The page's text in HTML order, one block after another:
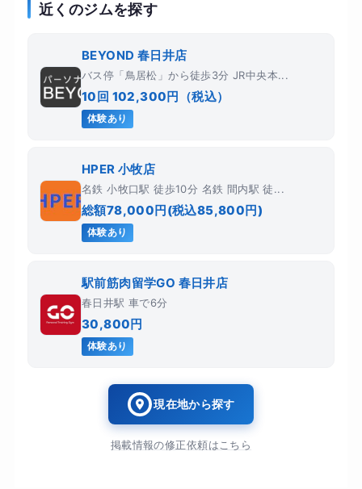
近くのジムを探す
BEYOND 春日井店
バス停「鳥居松」から徒歩3分 JR中央本...
10回 102,300円（税込）
体験あり
HPER 小牧店
名鉄 小牧口駅 徒歩10分 名鉄 間内駅 徒...
総額78,000円(税込85,800円)
体験あり
駅前筋肉留学GO 春日井店
春日井駅 車で6分
30,800円
体験あり
現在地から探す
掲載情報の修正依頼はこちら